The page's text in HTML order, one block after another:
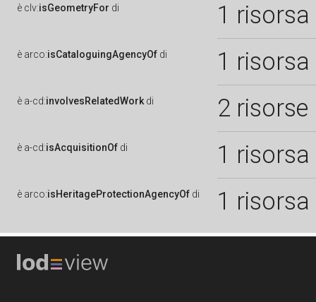
è clv:isGeometryFor di 1 risorsa
è arco:isCataloguingAgencyOf di 1 risorsa
è a-cd:involvesRelatedWork di 2 risorse
è a-cd:isAcquisitionOf di 1 risorsa
è arco:isHeritageProtectionAgencyOf di 1 risorsa